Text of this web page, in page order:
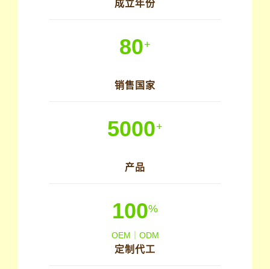
成立年份
80+
销售国家
5000+
产品
100%
OEM｜ODM
定制代工